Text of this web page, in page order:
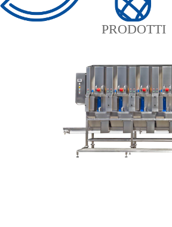
PRODOTTI